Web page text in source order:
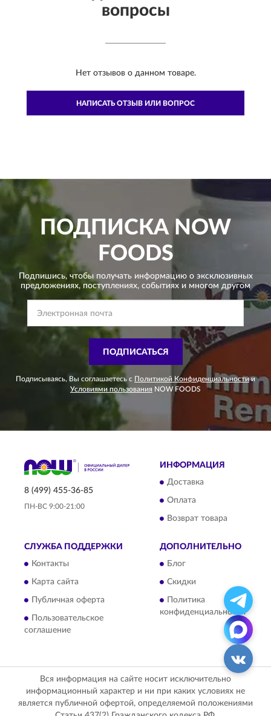
вопросы
Нет отзывов о данном товаре.
НАПИСАТЬ ОТЗЫВ ИЛИ ВОПРОС
ПОДПИСКАNOW
FOODS
Подпишись, чтобы получать информацию о эксклюзивных
предложениях, поступлениях, событиях и многом другом
ПОДПИСАТЬСЯ
Подписываясь, Вы соглашаетесь с Политикой Конфиденциальности и
Условиями пользования NOW FOODS
8 (499) 455-36-85
ПН-ВС 9:00-21:00
ИНФОРМАЦИЯ
Доставка
Оплата
Возврат товара
СЛУЖБА ПОДДЕРЖКИ
Контакты
Карта сайта
Публичная оферта
Пользовательское
соглашение
ДОПОЛНИТЕЛЬНО
Блог
Скидки
Политика
конфиденциальности
Вся информация на сайте носит исключительно
информационный характер и ни при каких условиях не
является публичной офертой, определяемой положениями